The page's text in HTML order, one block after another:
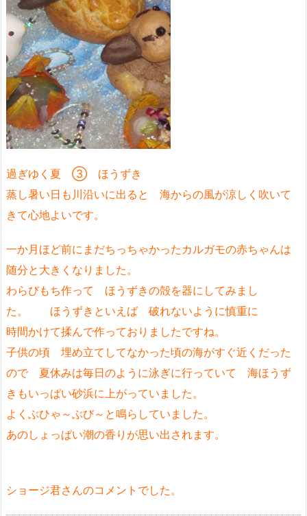
過ぎゆく夏 ③ ほうずき
蒸し暑い日も川沿いに出ると 海からの風が涼しく吹いて
きて心地よいです。
一か月ほど前にまだちっちゃかったカルガモの赤ちゃんは
随分と大きくなりました。
わらびもち作って ほうずきの殻を器にしてみまし
た。 ほうずきといえば 破れないように慎重に
時間かけて揉んで作っておりましたですね。
子供の頃 埋め立てしてなかった頃の海がすぐ近くだった
ので 夏休みは毎日のように泳ぎに行っていて 海ほうず
きもいっぱい砂浜に上がっていました。
よくぶひゃ～ぶび～と鳴らしていました。
あのしょっぱい潮の香りが思い出されます。
ショージ君さんのコメントでした。